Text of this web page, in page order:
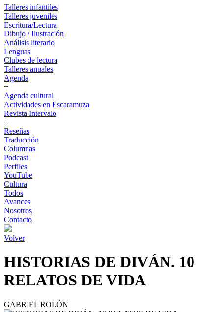
Talleres infantiles
Talleres juveniles
Escritura/Lectura
Dibujo / Ilustración
Análisis literario
Lenguas
Clubes de lectura
Talleres anuales
Agenda
+
Agenda cultural
Actividades en Escaramuza
Revista Intervalo
+
Reseñas
Traducción
Columnas
Podcast
Perfiles
YouTube
Cultura
Todos
Avances
Nosotros
Contacto
Volver
HISTORIAS DE DIVÁN. 10
RELATOS DE VIDA
GABRIEL ROLÓN